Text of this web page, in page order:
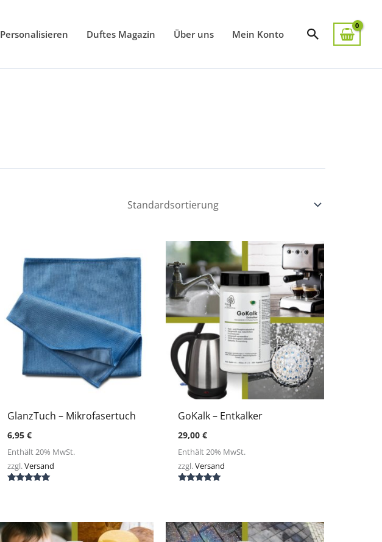
Personalisieren Duftes Magazin Über uns Mein Konto Suchen
GlanzTuch – Mikrofasertuch
6,95€
Enthält 20% MwSt.
zzgl.Versand
GoKalk – Entkalker
29,00 €
Enthält 20% MwSt.
zzgl.Versand